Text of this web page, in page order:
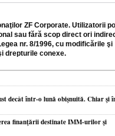
ZF Corporate. Utilizatorii
sau fără scop direct ori
nr. 8/1996, cu modificările şi
drepturile conexe.
decât într-o lună obişnuită. Chiar şi
finanţării destinate IMM-urilor şi